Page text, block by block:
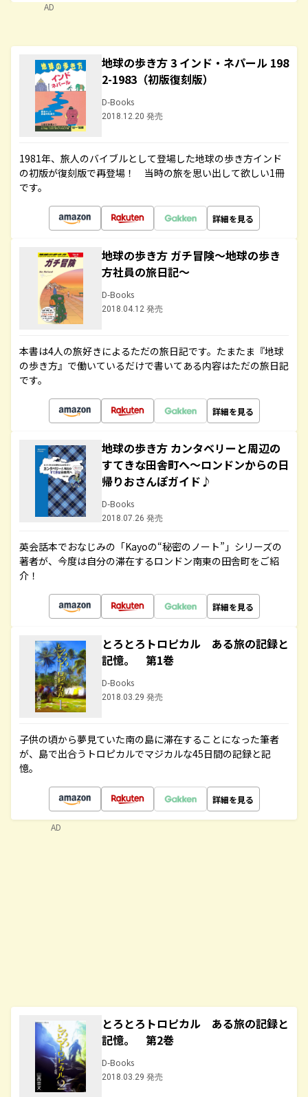
AD
地球の歩き方 3 インド・ネパール 198
2-1983（初版復刻版）
D-Books
2018.12.20 発売
1981年、旅人のバイブルとして登場した地球の歩き方インド
の初版が復刻版で再登場！ 当時の旅を思い出して欲しい1冊
です。
詳細を見る
地球の歩き方 ガチ冒険～地球の歩き
方社員の旅日記～
D-Books
2018.04.12 発売
本書は4人の旅好きによるただの旅日記です。たまたま『地球
の歩き方』で働いているだけで書いてある内容はただの旅日記
です。
詳細を見る
地球の歩き方 カンタベリーと周辺の
すてきな田舎町へ～ロンドンからの日
帰りおさんぽガイド♪
D-Books
2018.07.26 発売
英会話本でおなじみの「Kayoの“秘密のノート”」シリーズの
著者が、今度は自分の滞在するロンドン南東の田舎町をご紹
介！
詳細を見る
とろとろトロピカル ある旅の記録と
記憶。 第1巻
D-Books
2018.03.29 発売
子供の頃から夢見ていた南の島に滞在することになった筆者
が、島で出合うトロピカルでマジカルな45日間の記録と記
憶。
詳細を見る
とろとろトロピカル ある旅の記録と
記憶。 第2巻
D-Books
2018.03.29 発売
AD